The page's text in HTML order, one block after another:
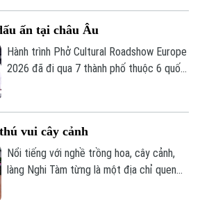
thực, chương trình còn góp phần lan tỏa
văn hóa Việt Nam, kết nối cộng đồng và
tăng cường giao lưu nhân dân giữa Việt
ấn tại châu Âu
Hành trình Phở Cultural Roadshow Europe
2026 đã đi qua 7 thành phố thuộc 6 quốc
đọng lại sau chuyến đi ấy?
vui cây cảnh
Nổi tiếng với nghề trồng hoa, cây cảnh,
làng Nghi Tàm từng là một địa chỉ quen